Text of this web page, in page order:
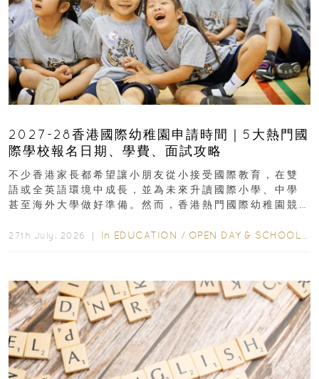
2027-28香港國際幼稚園申請時間｜5大熱門國
際學校報名日期、學費、面試攻略
不少香港家長都希望讓小朋友從小接受國際教育，在雙
語或全英語環境中成長，並為未來升讀國際小學、中學
甚至海外大學做好準備。然而，香港熱門國際幼稚園競
27th July, 2026 ｜ In EDUCATION / OPEN DAY & SCHOOL EVENTS